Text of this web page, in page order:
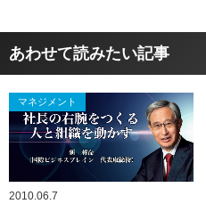
あわせて読みたい記事
マネジメント
2010.06.7